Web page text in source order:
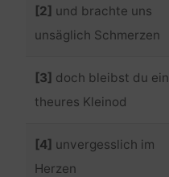
[2] und brachte uns
unsäglich Schmerzen
[3] doch bleibst du ein
theures Kleinod
[4] unvergesslich im
Herzen